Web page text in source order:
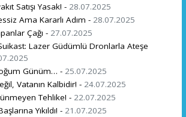
Satışı Yasak! - 28.07.2025
Ama Kararlı Adım - 28.07.2025
Çağı - 27.07.2025
Lazer Güdümlü Dronlarla Ateşe
Günüm… - 25.07.2025
Vatanın Kalbidir! - 24.07.2025
Tehlike! - 22.07.2025
Yıkıldı! - 21.07.2025